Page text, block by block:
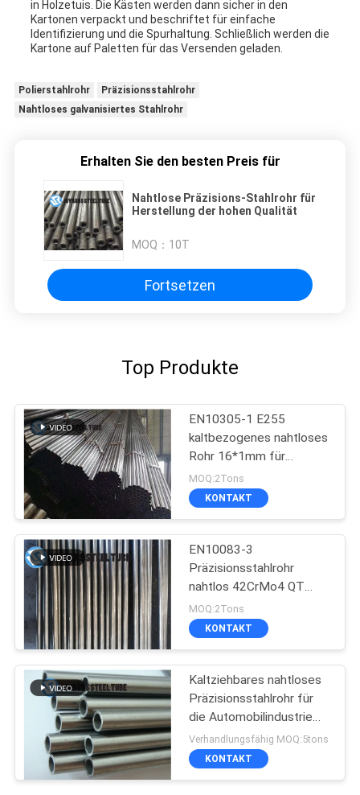
in Holzetuis. Die Kästen werden dann sicher in den
Kartonen verpackt und beschriftet für einfache
Identifizierung und die Spurhaltung. Schließlich werden die
Kartone auf Paletten für das Versenden geladen.
Polierstahlrohr
Präzisionsstahlrohr
Nahtloses galvanisiertes Stahlrohr
Erhalten Sie den besten Preis für
Nahtlose Präzisions-Stahlrohr für
Herstellung der hohen Qualität
MOQ： 10T
Fortsetzen
Top Produkte
EN10305-1 E255
kaltbezogenes nahtloses
Rohr 16*1mm für
Automobilindustrie
MOQ:2Tons
KONTAKT
EN10083-3
Präzisionsstahlrohr
nahtlos 42CrMo4 QT
kaltgezogen extrudiert
MOQ:2Tons
KONTAKT
Kaltziehbares nahtloses
Präzisionsstahlrohr für
die Automobilindustrie
E235 NBK EN10305-1
Verhandlungsfähig MOQ:5tons
KONTAKT